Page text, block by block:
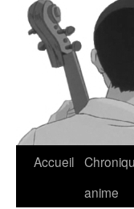
Accueil
anime